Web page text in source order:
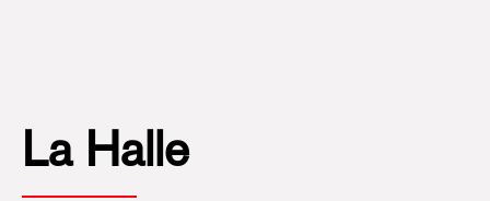
La Halle